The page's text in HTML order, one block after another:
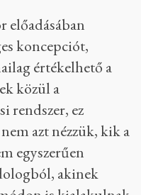
előadásában
koncepciót,
értékelhető a
közül a
rendszer, ez
azt nézzük, kik a
egyszerűen
akinek